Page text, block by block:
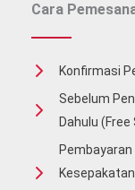
Cara
Konfirmasi
Sebelum
Dahulu (free